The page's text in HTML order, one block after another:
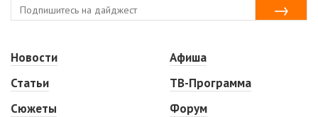
Новости
Статьи
Сюжеты
Афиша
ТВ-Программа
Форум